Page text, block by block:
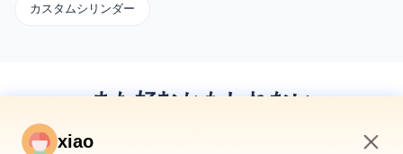
カスタムシリンダー
また好むかもしれない
xiao